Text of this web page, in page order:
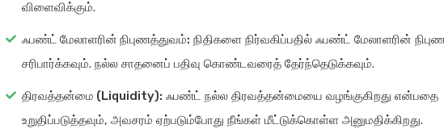
விளைவிக்கும்.
ஃபண்ட் மேலாளரின் நிபுணத்துவம்: நிதிகளை நிர்வகிப்பதில் ஃபண்ட் மேலாளரின்
சரிபார்க்கவும். நல்ல சாதனைப் பதிவு கொண்டவரைத் தேர்ந்தெடுக்கவும்.
திரவத்தன்மை (Liquidity): ஃபண்ட் நல்ல திரவத்தன்மையை வழங்குகிறது என்பதை
உறுதிப்படுத்தவும், அவசரம் ஏற்படும்போது நீங்கள் மீட்டுக்கொள்ள அனுமதிக்கிறது.